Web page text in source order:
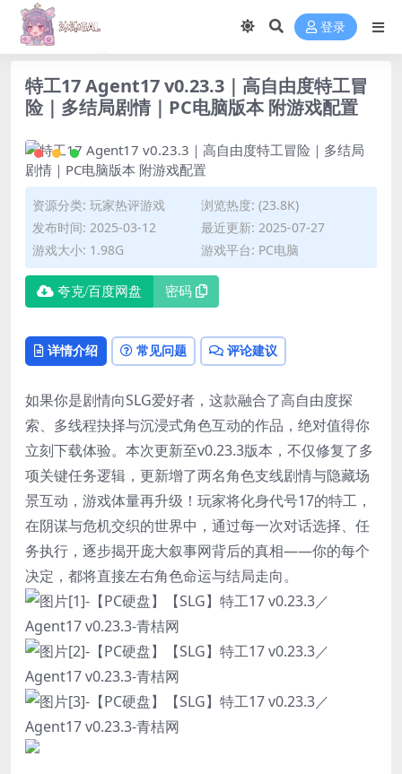
登录
特工17 Agent17 v0.23.3｜高自由度特工冒
险｜多结局剧情｜PC电脑版本 附游戏配置
资源分类: 玩家热评游戏
浏览热度: (23.8K)
发布时间: 2025-03-12
最近更新: 2025-07-27
游戏大小: 1.98G
游戏平台: PC电脑
夸克/百度网盘 密码
详情介绍 常见问题 评论建议
如果你是剧情向SLG爱好者，这款融合了高自由度探
索、多线程抉择与沉浸式角色互动的作品，绝对值得你
立刻下载体验。本次更新至v0.23.3版本，不仅修复了多
项关键任务逻辑，更新增了两名角色支线剧情与隐藏场
景互动，游戏体量再升级！玩家将化身代号17的特工，
在阴谋与危机交织的世界中，通过每一次对话选择、任
务执行，逐步揭开庞大叙事网背后的真相——你的每个
决定，都将直接左右角色命运与结局走向。